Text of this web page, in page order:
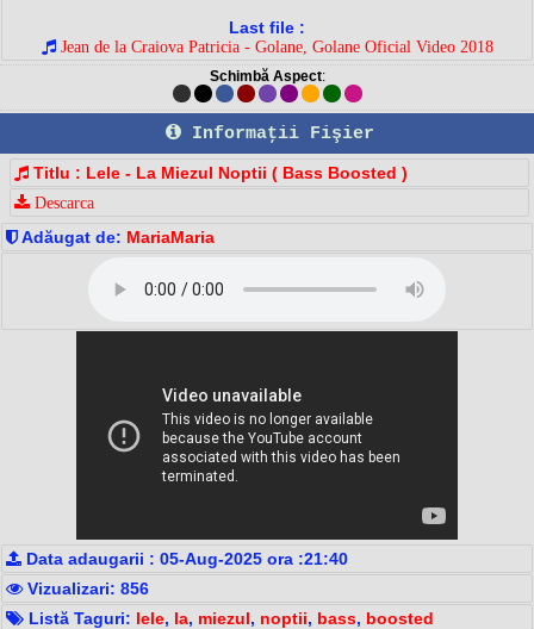
Last file :
Jean de la Craiova Patricia - Golane, Golane Oficial Video 2018
Schimbă Aspect:
Informaţii Fişier
Titlu : Lele - La Miezul Noptii ( Bass Boosted )
Descarca
Adăugat de: MariaMaria
Data adaugarii : 05-Aug-2025 ora :21:40
Vizualizari: 856
Listă Taguri: lele, la, miezul, noptii, bass, boosted